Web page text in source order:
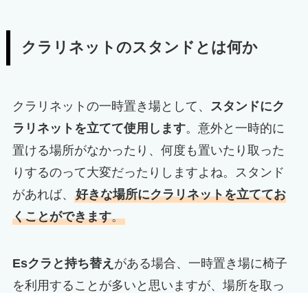
クラリネットのスタンドとは何か
クラリネットの一時置き場として、 スタンドにク
ラリネットを立てて使用します。意外と一時的に
置ける場所がなかったり、何度も置いたり取った
りするのって大変だったりしますよね。スタンド
があれば、 好きな場所にクラリネットを立ててお
くことができます。
Esクラと持ち替え がある場合、一時置き場に椅子
を利用することが多いと思いますが、場所を取っ